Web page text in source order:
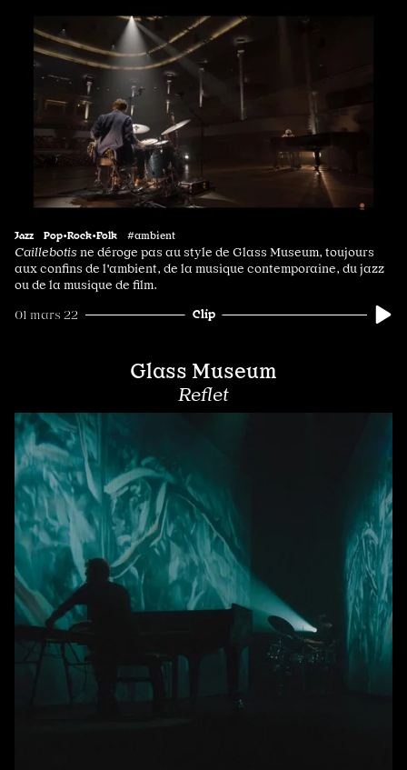
Jazz Pop•Rock•Folk #ambient
Caillebotisne déroge pas au style de Glass Museum, toujours
aux confins de l'ambient, de la musique contemporaine, du jazz
ou de la musique de film.
01 mars 22 Clip
Glass Museum
Reflet